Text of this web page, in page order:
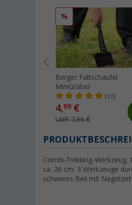
%
Berger Faltschaufel
MiniGräber
(10)
4,99 €
UVP 7,99 €
Combi-Trekking-
ca. 26 cm. 3 Werkzeuge
schweres Beil mit